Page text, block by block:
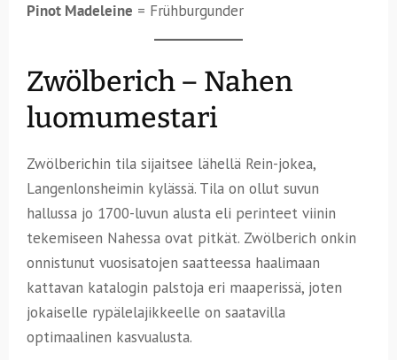
Pinot Madeleine = Frühburgunder
Zwölberich – Nahen
luomumestari
Zwölberichin tila sijaitsee lähellä Rein-jokea,
Langenlonsheimin kylässä. Tila on ollut suvun
hallussa jo 1700-luvun alusta eli perinteet viinin
tekemiseen Nahessa ovat pitkät. Zwölberich onkin
onnistunut vuosisatojen saatteessa haalimaan
kattavan katalogin palstoja eri maaperissä, joten
jokaiselle rypälelajikkeelle on saatavilla
optimaalinen kasvualusta.